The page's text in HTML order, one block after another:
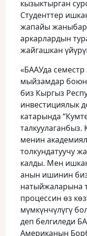
кызыктырган
Студенттер
жапайы
аркарлардын
жайгашкан
«БААУда
мыйзамдар
биз Кыргыз
инвестициялык
катарында
менин
толкундатуучу
калды. Мен
анын ишинин
натыйжаларына
процессин ɵз
мүмкүнчүлүгү
деп белгиледи
Американын